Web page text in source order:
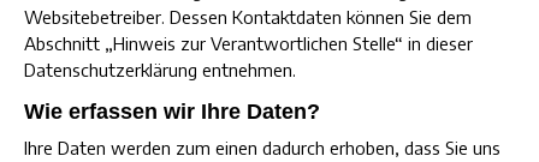
Websitebetreiber. Dessen Kontaktdaten können Sie dem
Abschnitt „Hinweis zur Verantwortlichen Stelle“ in dieser
Datenschutzerklärung entnehmen.
Wie erfassen wir Ihre Daten?
Ihre Daten werden zum einen dadurch erhoben, dass Sie uns